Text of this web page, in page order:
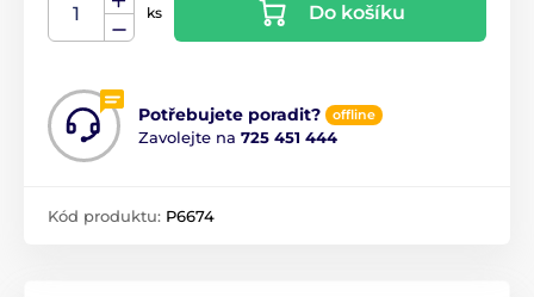
ks Do košíku
Potřebujete poradit? offline
Zavolejte na 725 451 444
Kód produktu: P6674